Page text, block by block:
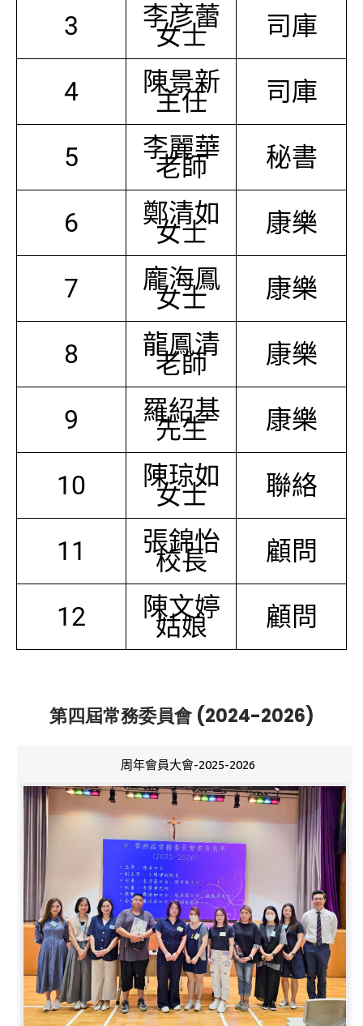
3 李彦蕾
女士 司庫
4 陳景新
主任 司庫
5 李麗華
老師 秘書
6 鄭清如
女士 康樂
7 龐海鳳
女士 康樂
8 龍鳳清
老師 康樂
9 羅紹基
先生 康樂
10 陳琼如
女士 聯絡
11 張錦怡
校長 顧問
12 陳文婷
姑娘 顧問
第四屆常務委員會 (2024-2026)
周年會員大會-2025-2026